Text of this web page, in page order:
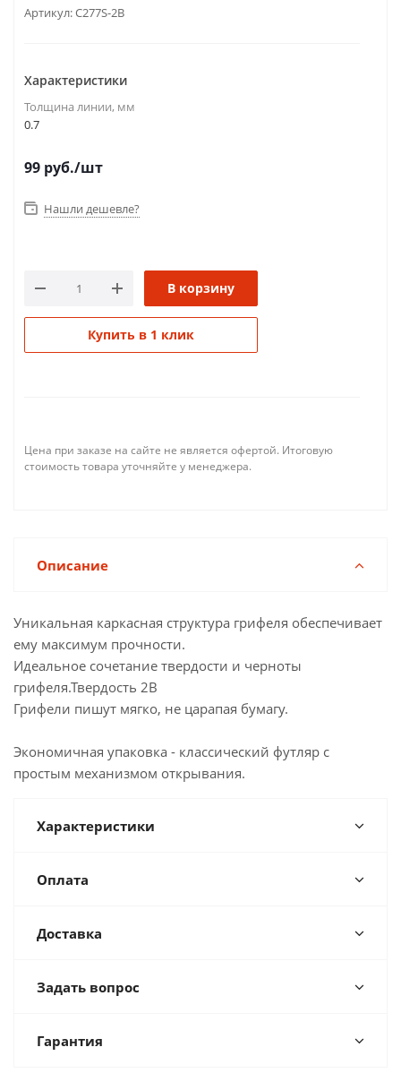
Артикул:C277S-2B
Характеристики
Толщина линии, мм
0.7
99 руб./шт
Нашли дешевле?
В корзину
Купить в 1 клик
Цена при заказе на сайте не является офертой. Итоговую
стоимость товара уточняйте у менеджера.
Описание
Уникальная каркасная структура грифеля обеспечивает
ему максимум прочности.
Идеальное сочетание твердости и черноты
грифеля.Твердость 2В
Грифели пишут мягко, не царапая бумагу.
Экономичная упаковка - классический футляр с
простым механизмом открывания.
Характеристики
Оплата
Доставка
Задать вопрос
Гарантия